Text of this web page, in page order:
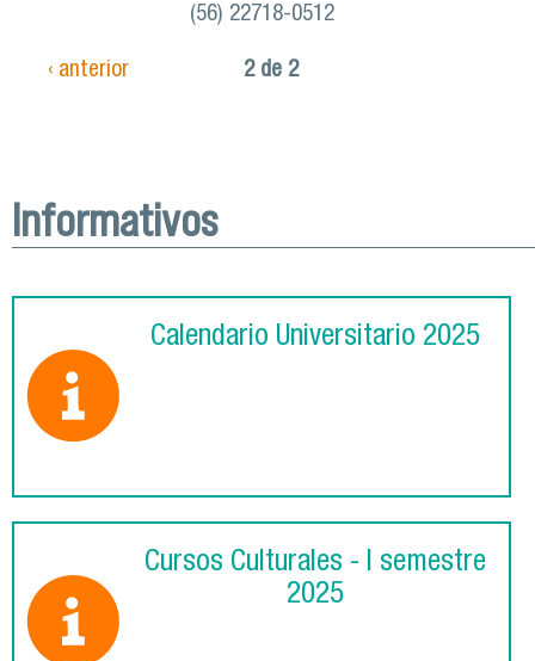
(56) 22718-0512
‹ anterior 2 de 2
Informativos
Calendario Universitario 2025
Cursos Culturales - I semestre
2025